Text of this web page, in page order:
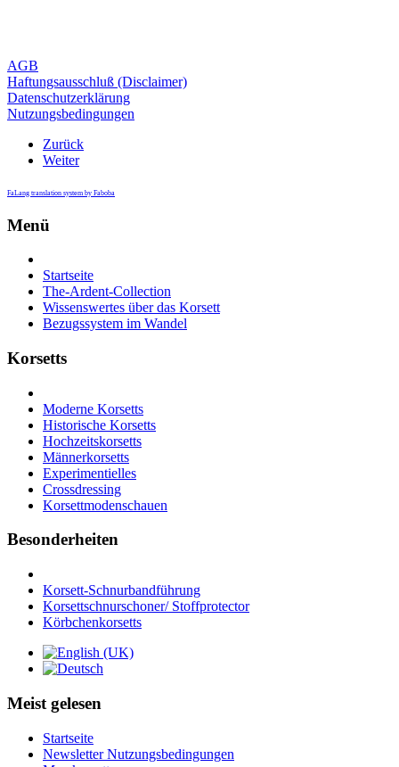
AGB
Haftungsausschluß (Disclaimer)
Datenschutzerklärung
Nutzungsbedingungen
Zurück
Weiter
FaLang translation system by Faboba
Menü
Startseite
The-Ardent-Collection
Wissenswertes über das Korsett
Bezugssystem im Wandel
Korsetts
Moderne Korsetts
Historische Korsetts
Hochzeitskorsetts
Männerkorsetts
Experimentielles
Crossdressing
Korsettmodenschauen
Besonderheiten
Korsett-Schnurbandführung
Korsettschnurschoner/ Stoffprotector
Körbchenkorsetts
Meist gelesen
Startseite
Newsletter Nutzungsbedingungen